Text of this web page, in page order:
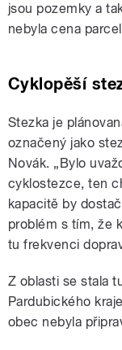
jsou pozemky a
nebyla cena
Cyklopěší
Stezka je
označený jako
Novák. „Bylo
cyklostezce, ten
kapacitě by
problém s tím, že
tu frekvenci
Z oblasti se stala
Pardubického
obec nebyla